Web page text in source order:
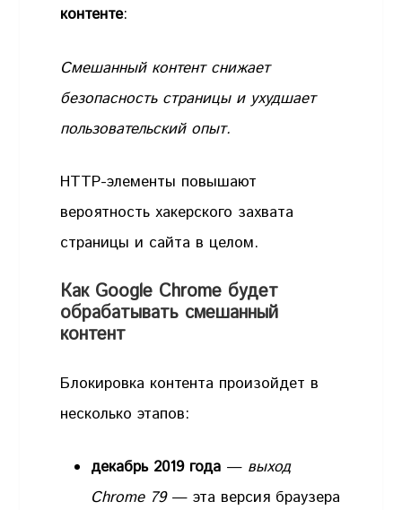
контенте:
Смешанный контент снижает
безопасность страницы и ухудшает
пользовательский опыт.
HTTP-элементы повышают
вероятность хакерского захвата
страницы и сайта в целом.
Как Google Chrome будет
обрабатывать смешанный
контент
Блокировка контента произойдет в
несколько этапов:
декабрь 2019 года — выход
Chrome 79— эта версия браузера